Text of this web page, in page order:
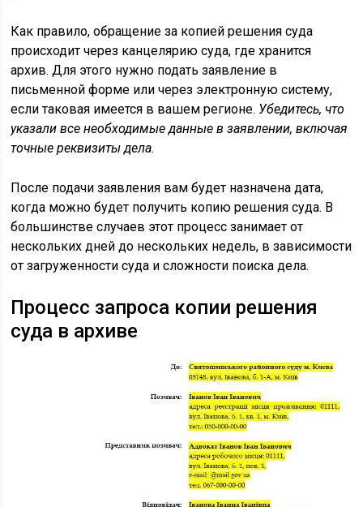
Как правило, обращение за копией решения суда
происходит через канцелярию суда, где хранится
архив. Для этого нужно подать заявление в
письменной форме или через электронную систему,
если таковая имеется в вашем регионе. Убедитесь, что
указали все необходимые данные в заявлении, включая
точные реквизиты дела.
После подачи заявления вам будет назначена дата,
когда можно будет получить копию решения суда. В
большинстве случаев этот процесс занимает от
нескольких дней до нескольких недель, в зависимости
от загруженности суда и сложности поиска дела.
Процесс запроса копии решения
суда в архиве